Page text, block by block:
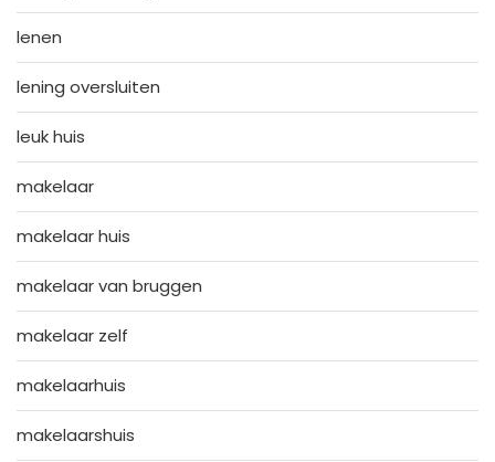
lenen
lening oversluiten
leuk huis
makelaar
makelaar huis
makelaar van bruggen
makelaar zelf
makelaarhuis
makelaarshuis